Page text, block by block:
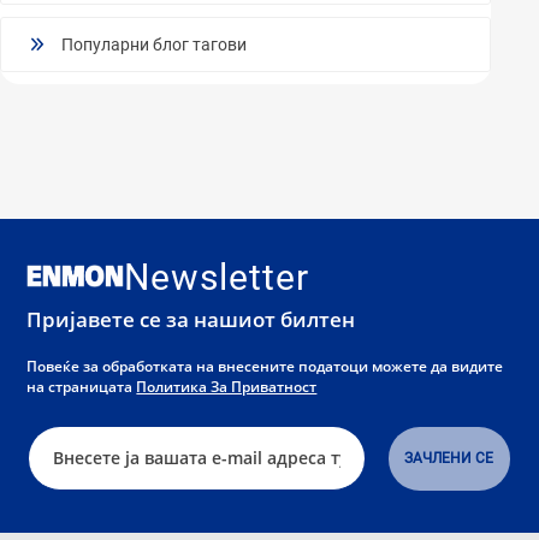
Популарни блог тагови
Newsletter
Пријавете се за нашиот билтен
Повеќе за обработката на внесените податоци можете да видите
на страницата Политика За Приватност